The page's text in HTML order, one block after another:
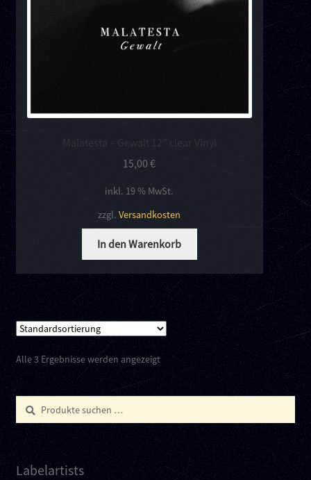
Malatesta – Gewalt 12″ clear Vinyl
15,00€
inkl. 19 % MwSt.
zzgl.Versandkosten
In den Warenkorb
Alle 3 Ergebnisse werden angezeigt
Suchen
nach:
Suchen
Labelartists